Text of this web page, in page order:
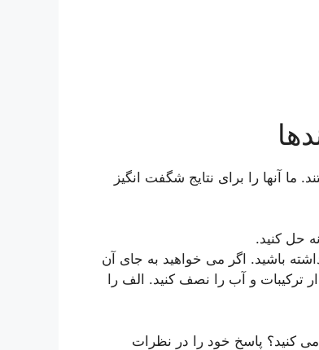
آنها را برای نتایج شگفت انگیز
کنید تا در مجموع 800 میلی لیتر داشته باشید. اگر می خواهید به جای آن
مقدار ترکیبات و آب را نصف کنید. الف را
می کنید؟ پاسخ خود را در نظرات